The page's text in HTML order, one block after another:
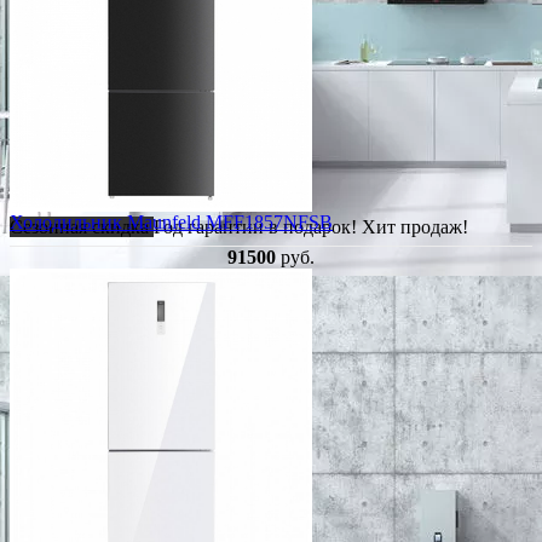
Сезонная скидкаГод гарантии в подарок!Хит продаж!
Холодильник Maunfeld MFF1857NFSB
91500 руб.